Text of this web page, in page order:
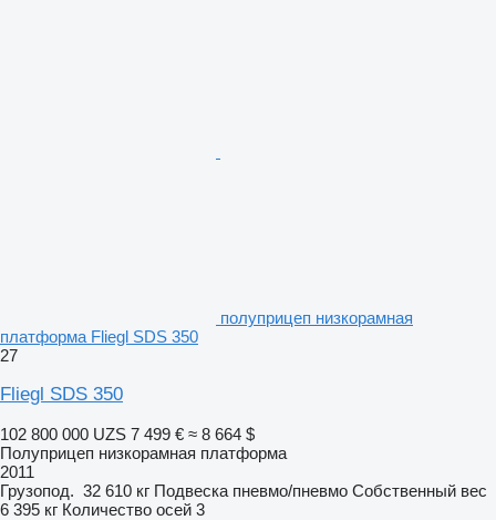
полуприцеп низкорамная
платформа Fliegl SDS 350
27
Fliegl SDS 350
102 800 000 UZS 7 499 € ≈ 8 664 $
Полуприцеп низкорамная платформа
2011
Грузопод. 32 610 кг Подвеска пневмо/пневмо Собственный вес
6 395 кг Количество осей 3